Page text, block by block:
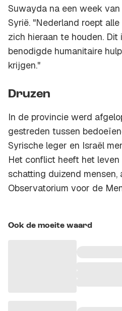
Suwayda na een week
Syrië. "Nederland roept
zich hieraan te houden.
benodigde humanitaire
krijgen."
Druzen
In de provincie werd
gestreden tussen
Syrische leger en Israël
Het conflict heeft het
schatting duizend mensen,
Observatorium voor de
Ook de moeite waard